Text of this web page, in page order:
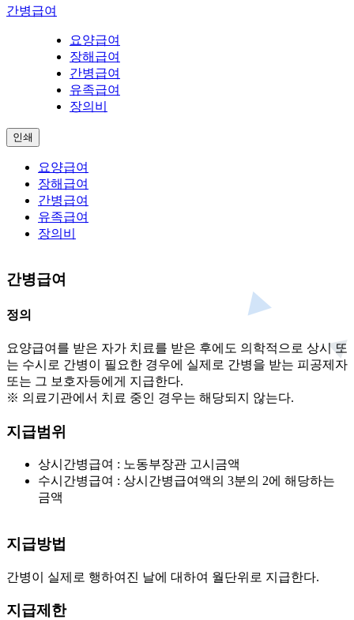
간병급여
요양급여
장해급여
간병급여
유족급여
장의비
인쇄
요양급여
장해급여
간병급여
유족급여
장의비
간병급여
정의
요양급여를 받은 자가 치료를 받은 후에도 의학적으로 상시 또
는 수시로 간병이 필요한 경우에 실제로 간병을 받는 피공제자
또는 그 보호자등에게 지급한다.
※ 의료기관에서 치료 중인 경우는 해당되지 않는다.
지급범위
상시간병급여 : 노동부장관 고시금액
수시간병급여 : 상시간병급여액의 3분의 2에 해당하는
금액
지급방법
간병이 실제로 행하여진 날에 대하여 월단위로 지급한다.
지급제한